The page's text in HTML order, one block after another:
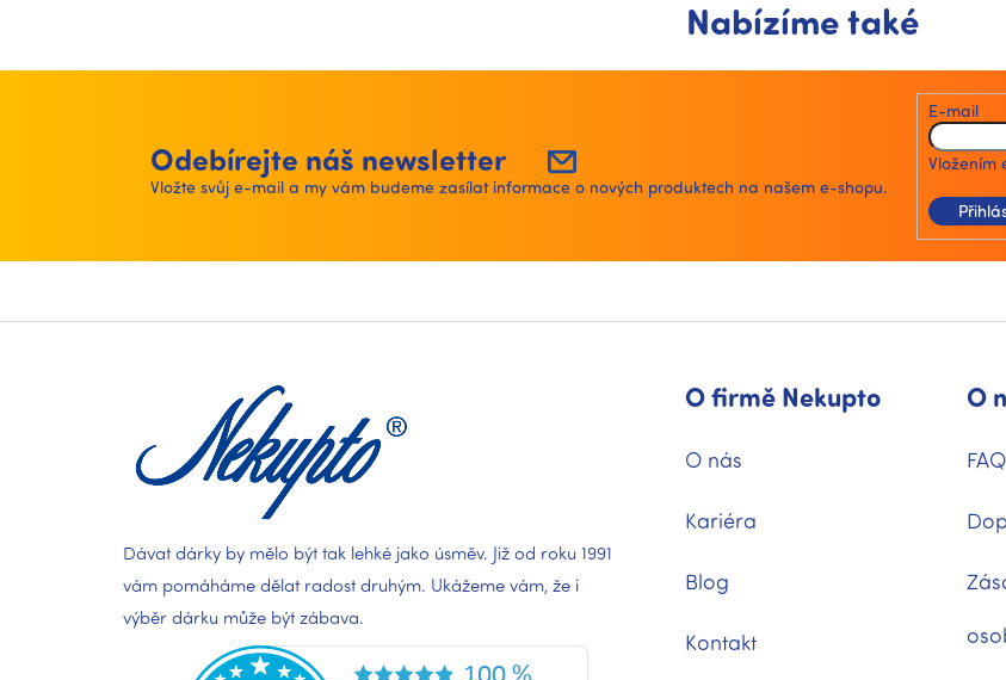
Nabízíme také
Odebírejte náš newsletter
Vložte svůj e-mail a my vám budeme zasílat informace o nových produktech na našem e-shopu.
E-mail
Vložením
á
Dávat dárky by mělo být tak lehké jako úsměv. Již od roku 1991
vám pomáháme dělat radost druhým. Ukážeme vám, že i
výběr dárku může být zábava.
O firmě Nekupto
O nás
Kariéra
Blog
Kontakt
O
FAQ